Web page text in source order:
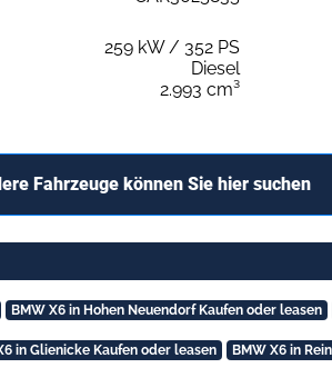
259 kW / 352 PS
Diesel
2.993 cm³
Fahrzeuge können Sie hier suchen
BMW X6 in Hohen Neuendorf Kaufen oder leasen
in Glienicke Kaufen oder leasen BMW X6 in